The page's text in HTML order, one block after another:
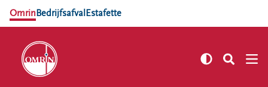
OmrinBedrijfsafval Estafette